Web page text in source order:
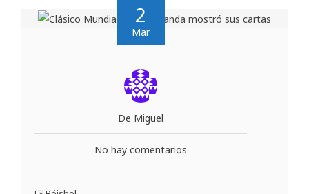
2
Mar
De Miguel
No hay comentarios